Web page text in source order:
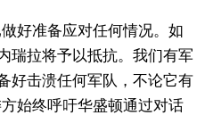
准备应对任何情况。如
瑞拉将予以抵抗。我们有军
好击溃任何军队，不论它有
始终呼吁华盛顿通过对话